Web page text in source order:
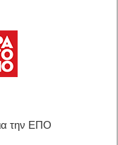
την ΕΠΟ